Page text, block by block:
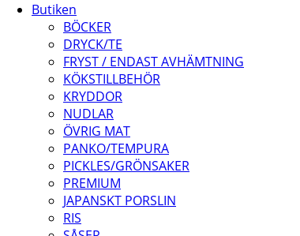
Butiken
BÖCKER
DRYCK/TE
FRYST / ENDAST AVHÄMTNING
KÖKSTILLBEHÖR
KRYDDOR
NUDLAR
ÖVRIG MAT
PANKO/TEMPURA
PICKLES/GRÖNSAKER
PREMIUM
JAPANSKT PORSLIN
RIS